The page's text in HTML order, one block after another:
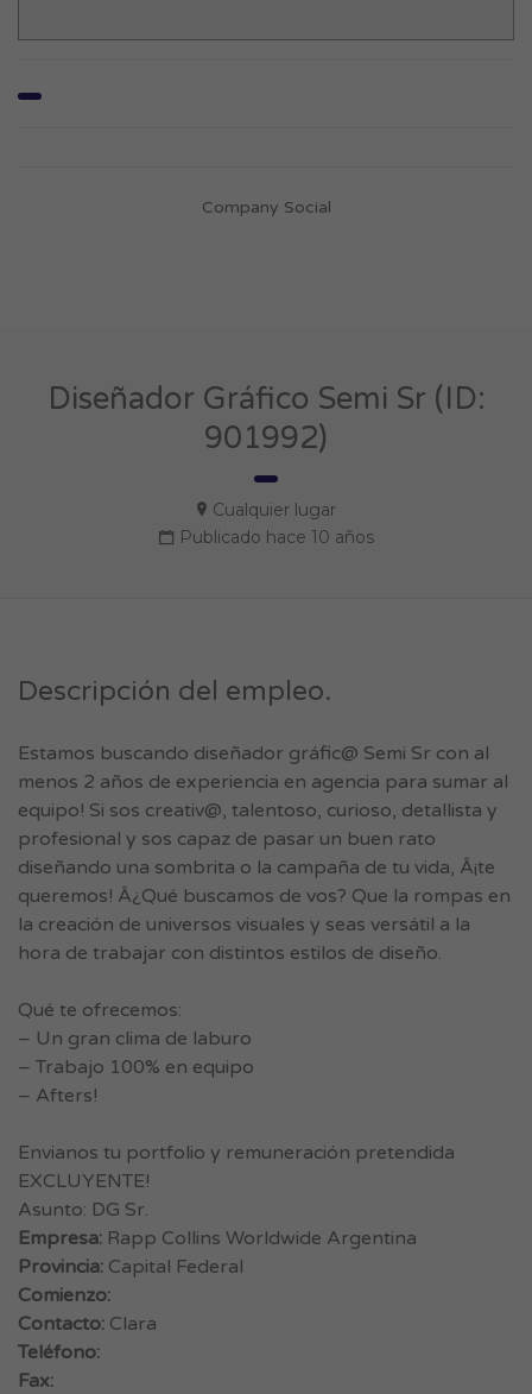
Company Social
Diseñador Gráfico Semi Sr (ID:
901992)
Cualquier lugar
Publicado hace 10 años
Descripción del empleo.
Estamos buscando diseñador gráfic@ Semi Sr con al
menos 2 años de experiencia en agencia para sumar al
equipo! Si sos creativ@, talentoso, curioso, detallista y
profesional y sos capaz de pasar un buen rato
diseñando una sombrita o la campaña de tu vida, Â¡te
queremos! Â¿Qué buscamos de vos? Que la rompas en
la creación de universos visuales y seas versátil a la
hora de trabajar con distintos estilos de diseño.
Qué te ofrecemos:
– Un gran clima de laburo
– Trabajo 100% en equipo
– Afters!
Envianos tu portfolio y remuneración pretendida
EXCLUYENTE!
Asunto: DG Sr.
Empresa: Rapp Collins Worldwide Argentina
Provincia: Capital Federal
Comienzo:
Contacto: Clara
Teléfono:
Fax: